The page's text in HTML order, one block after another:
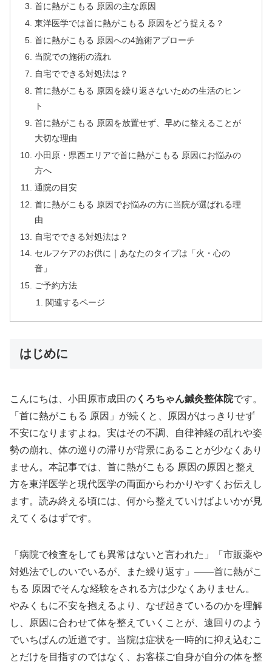
首に熱がこもる 原因の主な原因
東洋医学では首に熱がこもる 原因をどう捉える？
首に熱がこもる 原因への4施術アプローチ
当院での施術の流れ
自宅でできる対処法は？
首に熱がこもる 原因を繰り返さないための生活のヒン
ト
首に熱がこもる 原因を放置せず、早めに整えることが
大切な理由
小田原・県西エリアで首に熱がこもる 原因にお悩みの
方へ
通院の目安
首に熱がこもる 原因でお悩みの方に当院が選ばれる理
由
自宅でできる対処法は？
セルフケアのお供に｜あなたのタイプは「火・心の
音」
ご予約方法
関連するページ
はじめに
こんにちは、小田原市成田の くろちゃん鍼灸整体院です。
「首に熱がこもる 原因」が続くと、原因がはっきりせず
不安になりますよね。実はその不調、自律神経の乱れや姿
勢の崩れ、体の巡りの滞りが背景にあることが少なくあり
ません。本記事では、首に熱がこもる 原因の原因と整え
方を東洋医学と現代医学の両面からわかりやすくお伝えし
ます。読み終える頃には、何から整えていけばよいかが見
えてくるはずです。
「病院で検査をしても異常はないと言われた」「市販薬や
対処法でしのいでいるが、また繰り返す」——首に熱がこ
もる 原因でそんな経験をされる方は少なくありません。
やみくもに不安を抱えるより、なぜ起きているのかを理解
し、原因に合わせて体を整えていくことが、遠回りのよう
でいちばんの近道です。当院は症状を一時的に抑え込むこ
とだけを目指すのではなく、お客様ご自身が自分の体を整